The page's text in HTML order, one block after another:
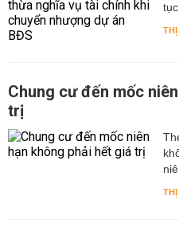
Chung cư đến mốc
trị